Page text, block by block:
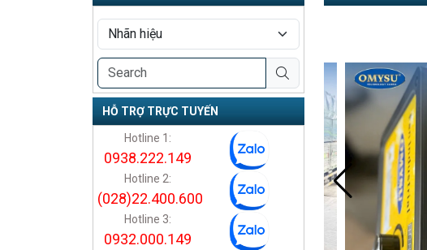
HỖ TRỢ TRỰC TUYẾN
Hotline 1:
0938.222.149
Hotline 2:
(028)22.400.600
Hotline 3:
0932.000.149